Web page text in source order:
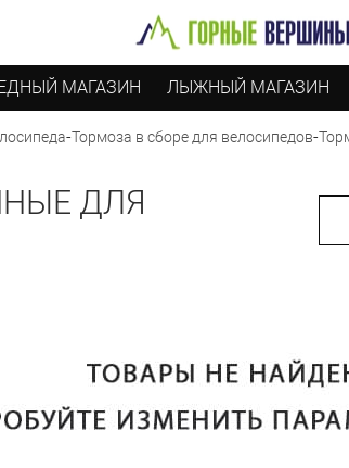
МАГАЗИН ЛЫЖНЫЙ МАГАЗИН
-Тормоза в сборе для велосипедов-
ДЛЯ